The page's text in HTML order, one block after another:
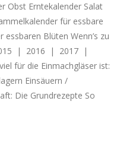
Obst Erntekalender Salat
für essbare
Blüten Wenn’s zu
2015 | 2016 | 2017 |
für die Einmachgläser ist:
Einsäuern /
Die Grundrezepte So